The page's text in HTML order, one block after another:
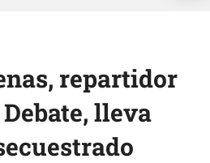
repartidor
lleva